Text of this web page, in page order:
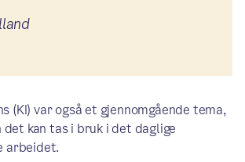
(KI) var også et gjennomgående tema,
kan tas i bruk i det daglige
arbeidet.